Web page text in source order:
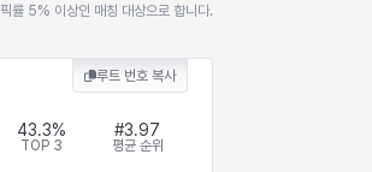
픽률 5% 이상인 매칭 대상으로 합니다.
루트 번호 복사
43.3%
TOP 3
#3.97
평균 순위